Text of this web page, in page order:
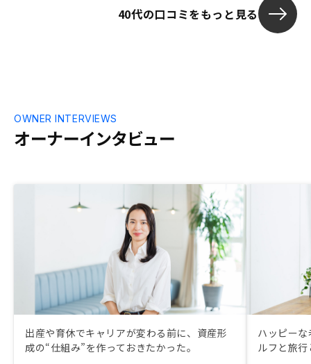
40代の口コミをもっと見る
オーナーインタビュー
OWNER INTERVIEWS
出産や育休でキャリアが変わる前に、資産形
成の“仕組み”を作っておきたかった。
ハッピー
ルフと旅